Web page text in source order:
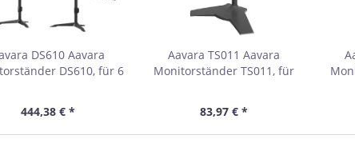
DS610 Aavara
DS610, für 6
Standfüße, schwarz
444,38 € *
Aavara TS011 Aavara
Monitorständer TS011, für
Standfuß, schwarz
83,97 € *